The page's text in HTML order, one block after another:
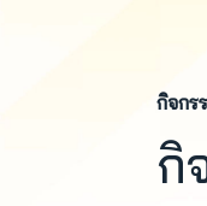
กิจกร
กิ